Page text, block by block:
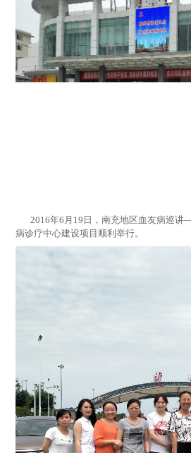
2016年6月19日，南充地区血友病巡讲
病诊疗中心建设项目顺利举行。